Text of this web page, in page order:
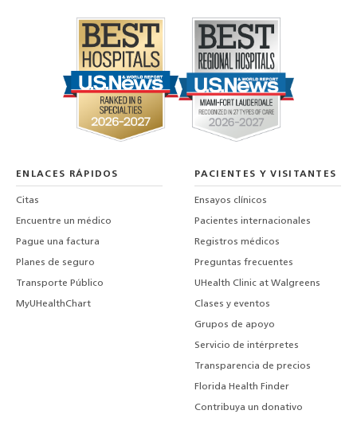
ENLACES RÁPIDOS
Citas
Encuentre un médico
Pague una factura
Planes de seguro
Transporte Público
MyUHealthChart
PACIENTES Y VISITANTES
Ensayos clínicos
Pacientes internacionales
Registros médicos
Preguntas frecuentes
UHealth Clinic at Walgreens
Clases y eventos
Grupos de apoyo
Servicio de intérpretes
Transparencia de precios
Florida Health Finder
Contribuya un donativo